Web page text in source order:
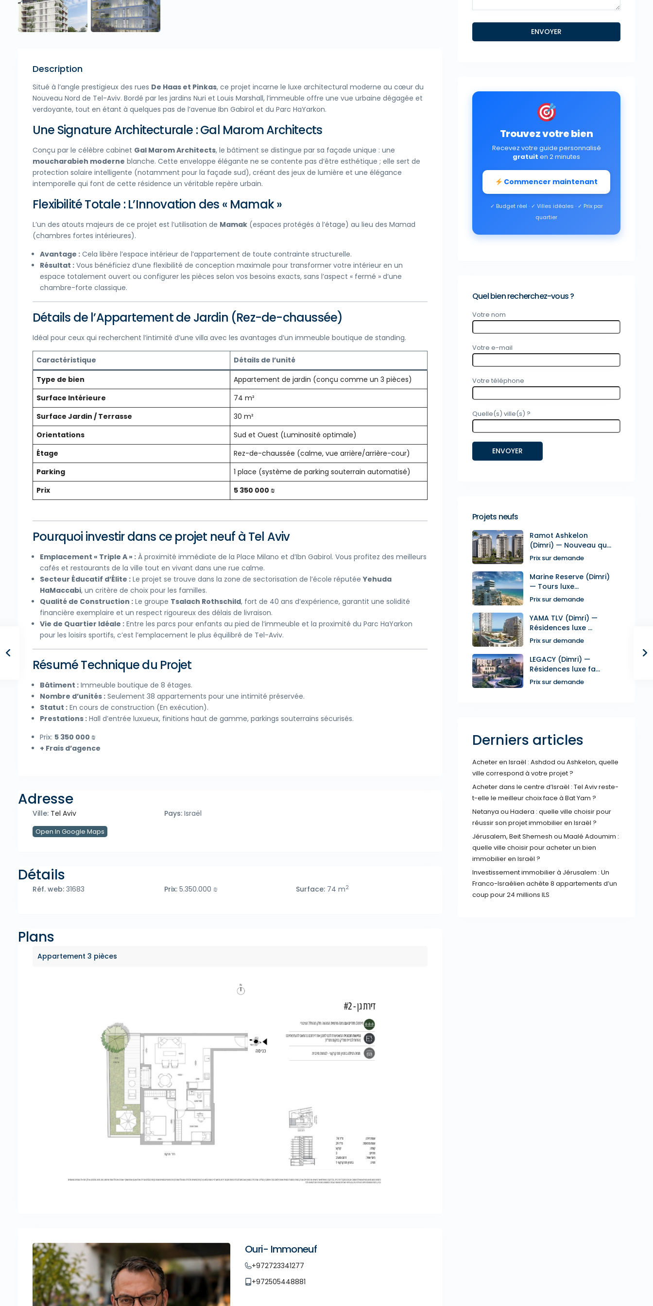
Description
Situé à l’angle prestigieux des rues De Haas et Pinkas, ce projet incarne le luxe architectural moderne au cœur du
Nouveau Nord de Tel-Aviv. Bordé par les jardins Nuri et Louis Marshall, l’immeuble offre une vue urbaine dégagée et
verdoyante, tout en étant à quelques pas de l’avenue Ibn Gabirol et du Parc HaYarkon.
Une Signature Architecturale : Gal Marom Architects
Conçu par le célèbre cabinet Gal Marom Architects, le bâtiment se distingue par sa façade unique : une
moucharabieh moderne blanche. Cette enveloppe élégante ne se contente pas d’être esthétique ; elle sert de
protection solaire intelligente (notamment pour la façade sud), créant des jeux de lumière et une élégance
intemporelle qui font de cette résidence un véritable repère urbain.
Flexibilité Totale : L’Innovation des « Mamak »
L’un des atouts majeurs de ce projet est l’utilisation de Mamak (espaces protégés à l’étage) au lieu des Mamad
(chambres fortes intérieures).
Avantage : Cela libère l’espace intérieur de l’appartement de toute contrainte structurelle.
Résultat : Vous bénéficiez d’une flexibilité de conception maximale pour transformer votre intérieur en un
espace totalement ouvert ou configurer les pièces selon vos besoins exacts, sans l’aspect « fermé » d’une
chambre-forte classique.
Détails de l’Appartement de Jardin (Rez-de-chaussée)
Idéal pour ceux qui recherchent l’intimité d’une villa avec les avantages d’un immeuble boutique de standing.
Caractéristique
Détails de l’unité
Type de bien
Appartement de jardin (conçu comme un 3 pièces)
Surface Intérieure
74 m²
Surface Jardin / Terrasse
30 m²
Orientations
Sud et Ouest (Luminosité optimale)
Étage
Rez-de-chaussée (calme, vue arrière/arrière-cour)
Parking
1 place (système de parking souterrain automatisé)
Prix
5 350 000 ₪
Pourquoi investir dans ce projet neuf à Tel Aviv
Emplacement « Triple A » : À proximité immédiate de la Place Milano et d’Ibn Gabirol. Vous profitez des meilleurs
cafés et restaurants de la ville tout en vivant dans une rue calme.
Secteur Éducatif d’Élite : Le projet se trouve dans la zone de sectorisation de l’école réputéeYehuda
HaMaccabi, un critère de choix pour les familles.
Qualité de Construction : Le groupe Tsalach Rothschild, fort de 40 ans d’expérience, garantit une solidité
financière exemplaire et un respect rigoureux des délais de livraison.
Vie de Quartier Idéale : Entre les parcs pour enfants au pied de l’immeuble et la proximité du Parc HaYarkon
pour les loisirs sportifs, c’est l’emplacement le plus équilibré de Tel-Aviv.
Résumé Technique du Projet
Bâtiment : Immeuble boutique de 8 étages.
Nombre d’unités : Seulement 38 appartements pour une intimité préservée.
Statut : En cours de construction (En exécution).
Prestations : Hall d’entrée luxueux, finitions haut de gamme, parkings souterrains sécurisés.
Prix: 5 350 000 ₪
+ Frais d’agence
Adresse
Ville: Tel Aviv Pays:Israël
Open In Google Maps
Détails
Réf. web: 31683 Prix:5.350.000 ₪ Surface: 74 m2
Plans
Appartement 3 pièces
Ouri- Immoneuf
+972723341277
+972505448881
Trouvez votre bien
Recevez votre guide personnalisé
gratuit en 2 minutes
Commencer maintenant
✓ Budget réel · ✓ Villes idéales · ✓ Prix par
quartier
Quel bien recherchez-vous ?
Votre nom
Votre e-mail
Votre téléphone
Quelle(s) ville(s) ?
Projets neufs
Ramot Ashkelon
(Dimri) — Nouveau qu...
Prix sur demande
Marine Reserve (Dimri)
— Tours luxe...
Prix sur demande
YAMA TLV (Dimri) —
Résidences luxe ...
Prix sur demande
LEGACY (Dimri) —
Résidences luxe fa...
Prix sur demande
Derniers articles
Acheter en Israël : Ashdod ou Ashkelon, quelle
ville correspond à votre projet ?
Acheter dans le centre d’Israël : Tel Aviv reste-
t-elle le meilleur choix face à Bat Yam ?
Netanya ou Hadera : quelle ville choisir pour
réussir son projet immobilier en Israël ?
Jérusalem, Beit Shemesh ou Maalé Adoumim :
quelle ville choisir pour acheter un bien
immobilier en Israël ?
Investissement immobilier à Jérusalem : Un
Franco-Israélien achète 8 appartements d’un
coup pour 24 millions ILS